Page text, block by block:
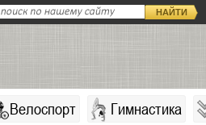
НАЙТИ
Велоспорт Гимнастика